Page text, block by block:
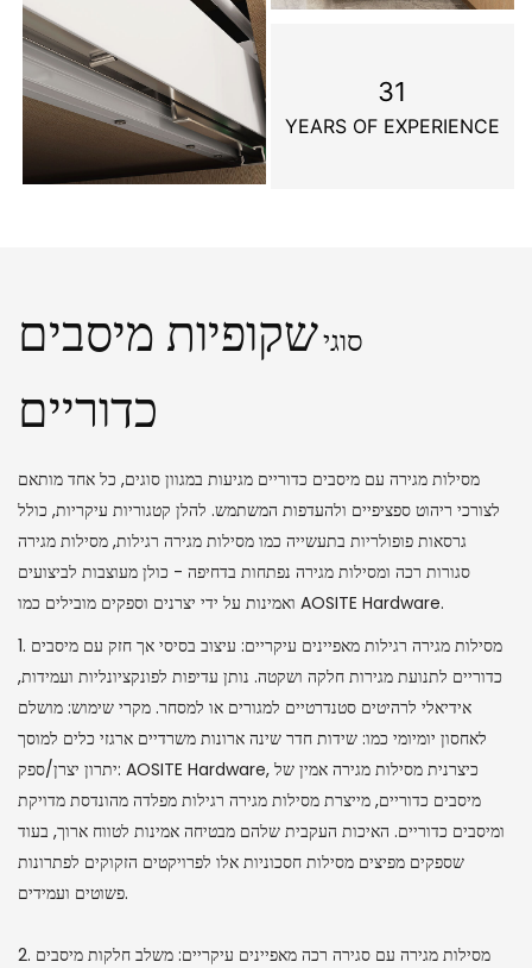
31
YEARS OF EXPERIENCE
סוגישקופיות מיסבים
כדוריים
מסילות מגירה עם מיסבים כדוריים מגיעות במגוון סוגים, כל אחד מותאם
לצורכי ריהוט ספציפיים ולהעדפות המשתמש. להלן קטגוריות עיקריות, כולל
גרסאות פופולריות בתעשייה כמו מסילות מגירה רגילות, מסילות מגירה
סגורות רכה ומסילות מגירה נפתחות בדחיפה - כולן מעוצבות לביצועים
ואמינות על ידי יצרנים וספקים מובילים כמו AOSITE Hardware.
1. מסילות מגירה רגילות מאפיינים עיקריים: עיצוב בסיסי אך חזק עם מיסבים
כדוריים לתנועת מגירות חלקה ושקטה. נותן עדיפות לפונקציונליות ועמידות,
אידיאלי לרהיטים סטנדרטיים למגורים או למסחר. מקרי שימוש: מושלם
לאחסון יומיומי כמו: שידות חדר שינה ארונות משרדיים ארגזי כלים למוסך
יתרון יצרן/ספק: AOSITE Hardware, כיצרנית מסילות מגירה אמין של
מיסבים כדוריים, מייצרת מסילות מגירה רגילות מפלדה מהונדסת מדויקת
ומיסבים כדוריים. האיכות העקבית שלהם מבטיחה אמינות לטווח ארוך, בעוד
שספקים מפיצים מסילות חסכוניות אלו לפרויקטים הזקוקים לפתרונות
פשוטים ועמידים.
2. מסילות מגירה עם סגירה רכה מאפיינים עיקריים: משלב חלקות מיסבים